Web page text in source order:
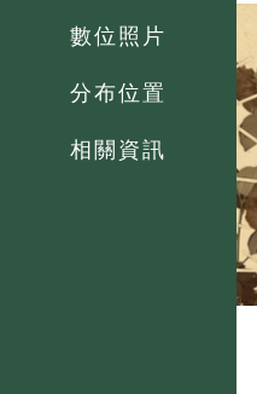
數位照片
分布位置
相關資訊